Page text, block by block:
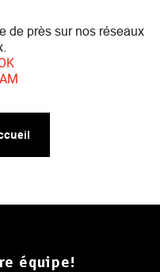
de près sur nos réseaux
équipe!